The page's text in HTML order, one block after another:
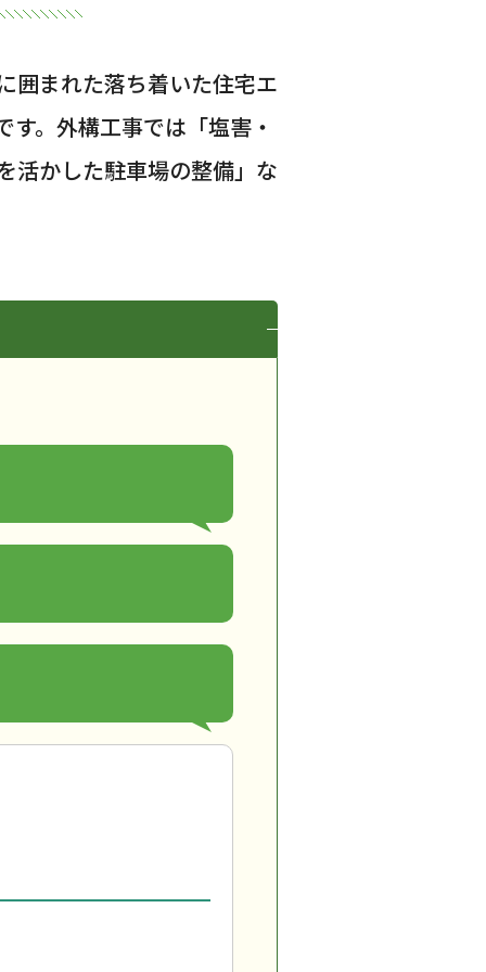
囲まれた落ち着いた住宅エ
。外構工事では「塩害・
活かした駐車場の整備」な